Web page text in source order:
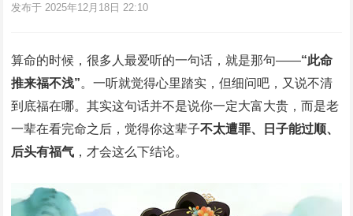
发布于 2025年12月18日 22:10
算命的时候，很多人最爱听的一句话，就是那句——“此命
推来福不浅”。一听就觉得心里踏实，但细问吧，又说不清
到底福在哪。其实这句话并不是说你一定大富大贵，而是老
一辈在看完命之后，觉得你这辈子不太遭罪、日子能过顺、
后头有福气 ，才会这么下结论。